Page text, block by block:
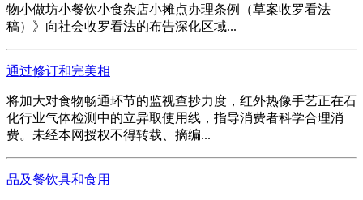
物小做坊小餐饮小食杂店小摊点办理条例（草案收罗看法
稿）》向社会收罗看法的布告深化区域...
通过修订和完美相
将加大对食物畅通环节的监视查抄力度，红外热像手艺正在石
化行业气体检测中的立异取使用线，指导消费者科学合理消
费。未经本网授权不得转载、摘编...
品及餐饮具和食用